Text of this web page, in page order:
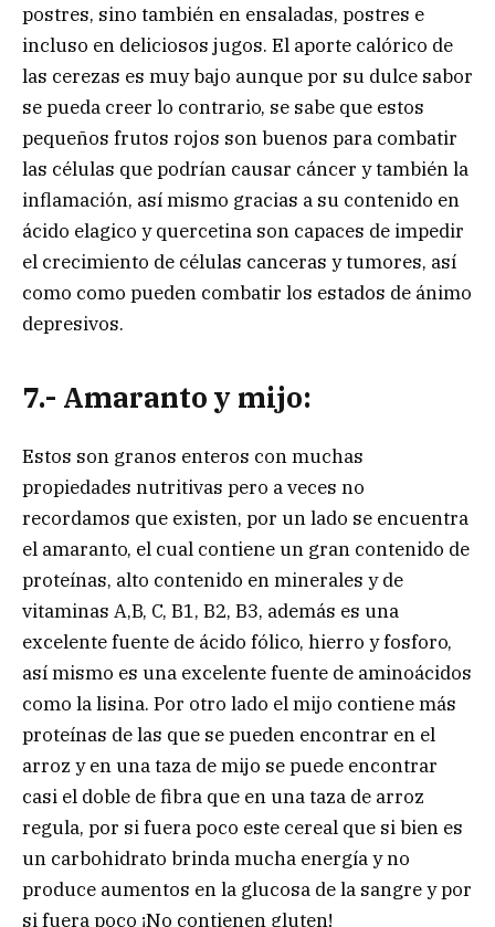
postres, sino también en ensaladas, postres e
incluso en deliciosos jugos. El aporte calórico de
las cerezas es muy bajo aunque por su dulce sabor
se pueda creer lo contrario, se sabe que estos
pequeños frutos rojos son buenos para combatir
las células que podrían causar cáncer y también la
inflamación, así mismo gracias a su contenido en
ácido elagico y quercetina son capaces de impedir
el crecimiento de células canceras y tumores, así
como como pueden combatir los estados de ánimo
depresivos.
7.- Amaranto y mijo:
Estos son granos enteros con muchas
propiedades nutritivas pero a veces no
recordamos que existen, por un lado se encuentra
el amaranto, el cual contiene un gran contenido de
proteínas, alto contenido en minerales y de
vitaminas A,B, C, B1, B2, B3, además es una
excelente fuente de ácido fólico, hierro y fosforo,
así mismo es una excelente fuente de aminoácidos
como la lisina. Por otro lado el mijo contiene más
proteínas de las que se pueden encontrar en el
arroz y en una taza de mijo se puede encontrar
casi el doble de fibra que en una taza de arroz
regula, por si fuera poco este cereal que si bien es
un carbohidrato brinda mucha energía y no
produce aumentos en la glucosa de la sangre y por
si fuera poco ¡No contienen gluten!